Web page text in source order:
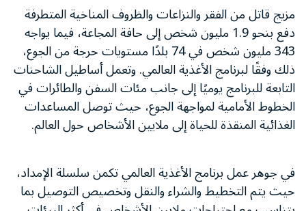
مزيج قاتل من الفقر والنزاعات والظروف المناخية المتطرفة
دفع بنحو 1.9 مليون شخص إلى حافة المجاعة، فيما يواجه
343 مليون شخص في 74 بلدًا مستويات حرجة من الجوع،
ذلك وفقًا لبرنامج الأغذية العالمي. وتعمل أساطيل الشاحنات
التابعة للبرنامج يوميًا إلى جانب مئات السفن والطائرات في
الخطوط الأمامية لمواجهة الجوع، حيث توصل المساعدات
الغذائية المنقذة للحياة إلى ملايين الأشخاص حول العالم.
في جوهر عمل برنامج الأغذية العالمي تكمن سلسلة الإمداد،
حيث يتم التخطيط والشراء والنقل وتخصيص التوصيل بما